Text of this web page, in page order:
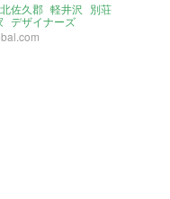
北佐久郡 軽井沢 別荘
デザイナーズ
デッキ